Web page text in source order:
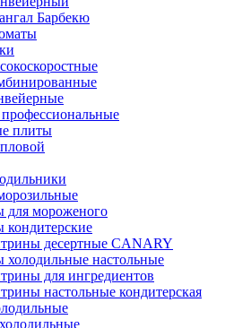
Барбекю
плиты
для мороженого
десертные CANARY
настольные
для ингредиентов
настольные кондитерская